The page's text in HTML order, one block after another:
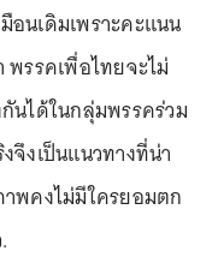
นเดิมเพราะคะแนน
รรคเพื่อไทยจะไม่
นได้ในกลุ่มพรรคร่วม
จึงเป็นแนวทางที่น่า
พคงไม่มีใครยอมตก